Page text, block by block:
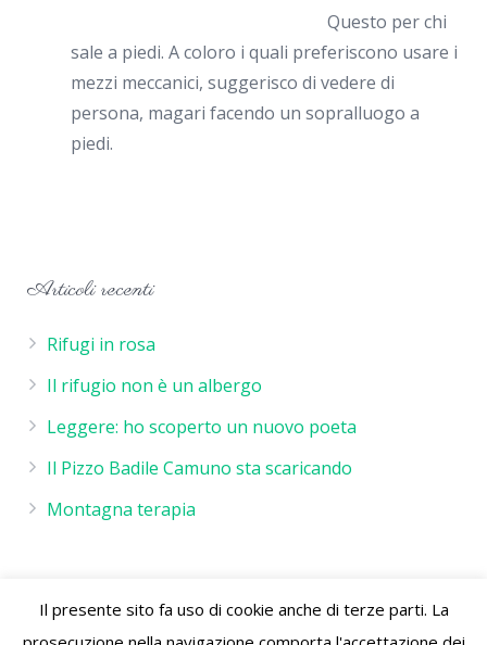
Questo per chi
sale a piedi. A coloro i quali preferiscono usare i
mezzi meccanici, suggerisco di vedere di
persona, magari facendo un sopralluogo a
piedi.
Articoli recenti
Rifugi in rosa
Il rifugio non è un albergo
Leggere: ho scoperto un nuovo poeta
Il Pizzo Badile Camuno sta scaricando
Montagna terapia
Rifugio De Marie - P.IVA 02244260986 - Rifugio de Marie
Il presente sito fa uso di cookie anche di terze parti. La